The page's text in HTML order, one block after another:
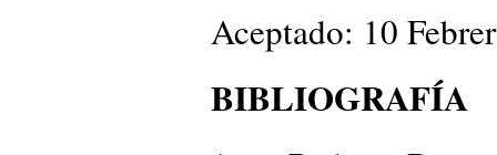
Aceptado: 10
BIBLIOGRAFÍA